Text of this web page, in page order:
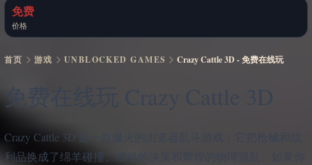
免费
价格
首页 游戏 UNBLOCKED GAMES Crazy Cattle 3D - 免费在线玩
免费在线玩 Crazy Cattle 3D
Crazy Cattle 3D 是一款爆火的浏览器乱斗游戏，它把枪械和战
利品换成了绵羊碰撞、糟糕的决策和辉煌的物理混乱。如果你